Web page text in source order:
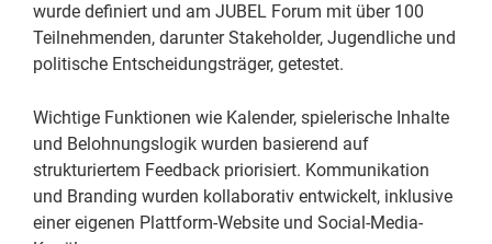
wurde definiert und am JUBEL Forum mit über 100
Teilnehmenden, darunter Stakeholder, Jugendliche und
politische Entscheidungsträger, getestet.
Wichtige Funktionen wie Kalender, spielerische Inhalte
und Belohnungslogik wurden basierend auf
strukturiertem Feedback priorisiert. Kommunikation
und Branding wurden kollaborativ entwickelt, inklusive
einer eigenen Plattform-Website und Social-Media-